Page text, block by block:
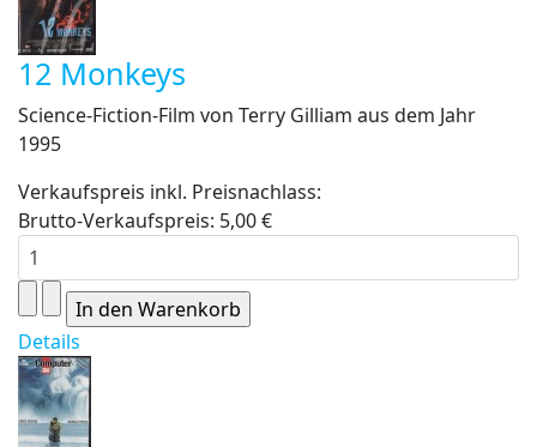
12 Monkeys
Science-Fiction-Film von Terry Gilliam aus dem Jahr
1995
Verkaufspreis inkl. Preisnachlass:
Brutto-Verkaufspreis: 5,00 €
Details